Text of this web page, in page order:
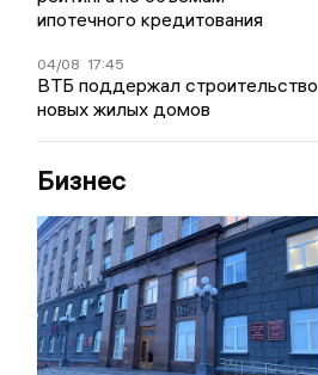
ипотечного кредитования
04/08 17:45
ВТБ поддержал строительство
новых жилых домов
Бизнес